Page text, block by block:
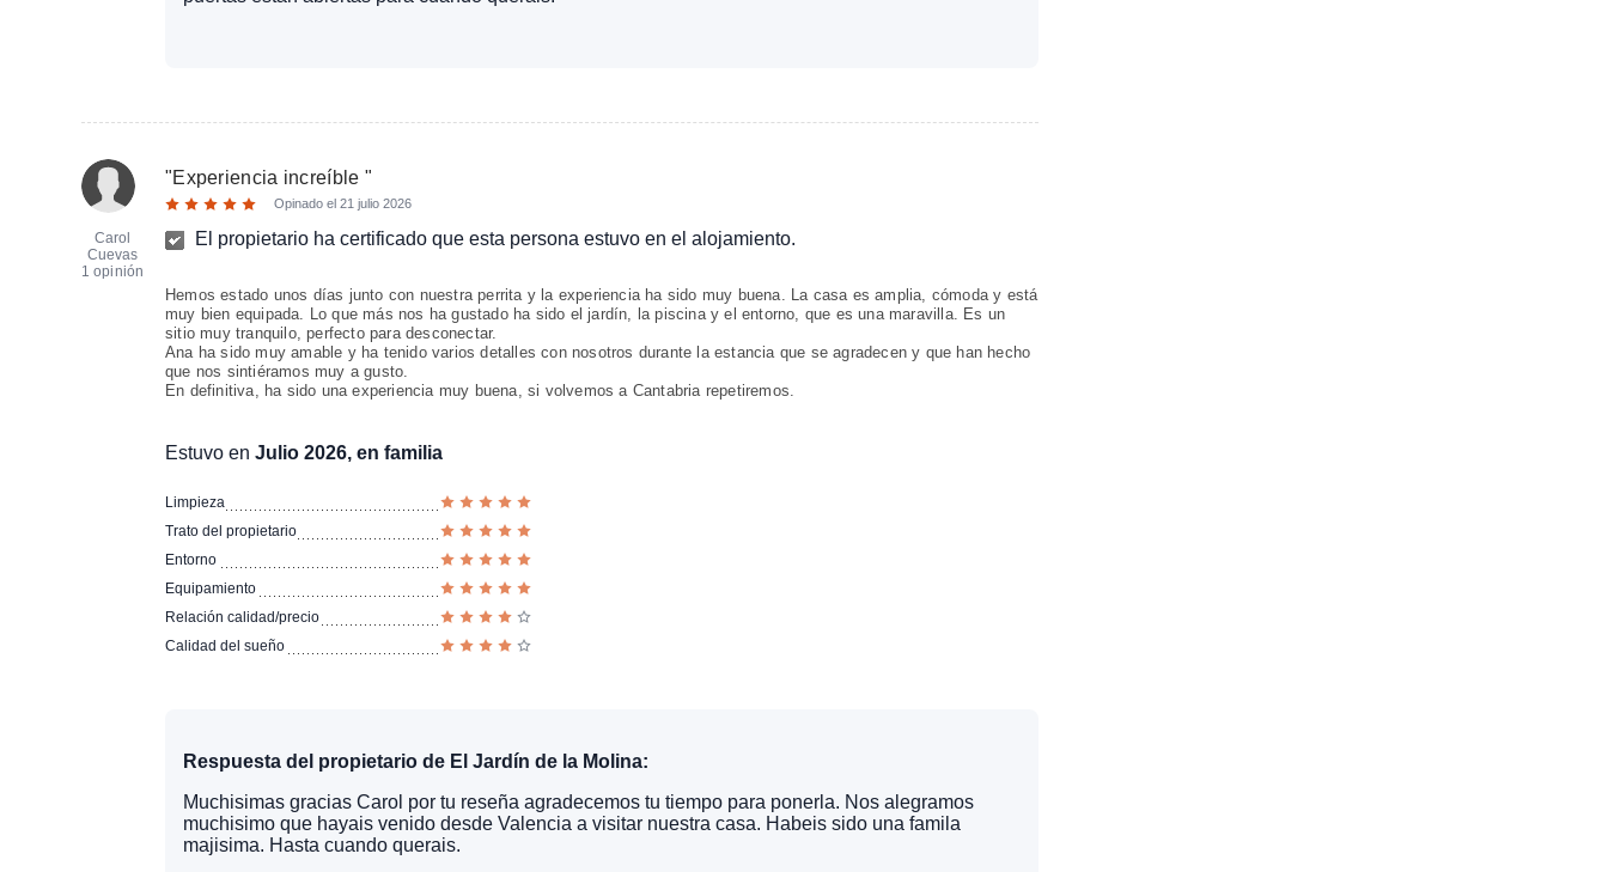
Carol
Cuevas
1 opinión
"Experiencia increíble "
Opinado el 21 julio 2026
El propietario ha certificado que esta persona estuvo en el alojamiento.
Hemos estado unos días junto con nuestra perrita y la experiencia ha sido muy buena. La casa es amplia, cómoda y está
muy bien equipada. Lo que más nos ha gustado ha sido el jardín, la piscina y el entorno, que es una maravilla. Es un
sitio muy tranquilo, perfecto para desconectar.
Ana ha sido muy amable y ha tenido varios detalles con nosotros durante la estancia que se agradecen y que han hecho
que nos sintiéramos muy a gusto.
En definitiva, ha sido una experiencia muy buena, si volvemos a Cantabria repetiremos.
Estuvo en Julio 2026, en familia
Limpieza
Trato del propietario
Entorno
Equipamiento
Relación calidad/precio
Calidad del sueño
Respuesta del propietario de El Jardín de la Molina:
Muchisimas gracias Carol por tu reseña agradecemos tu tiempo para ponerla. Nos alegramos
muchisimo que hayais venido desde Valencia a visitar nuestra casa. Habeis sido una famila
majisima. Hasta cuando querais.